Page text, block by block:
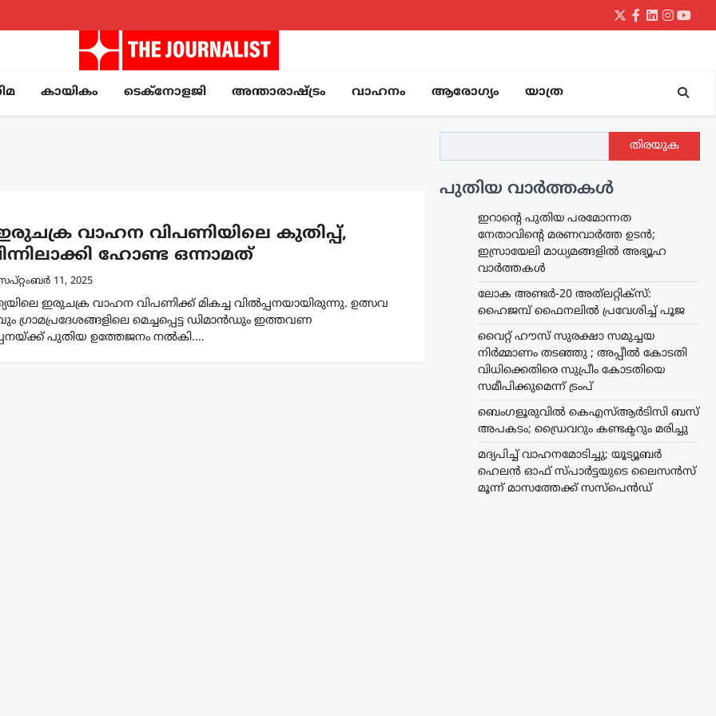
Twitter
Facebook
LinkedIn
കായികം ടെക്നോളജി അന്താരാഷ്ട്രം വാഹനം ആരോഗ്യം യാത്ര
വാഹന വിപണിയിലെ കുതിപ്പ്,
ഹോണ്ട ഒന്നാമത്
11, 2025
ഇരുചക്ര വാഹന വിപണിക്ക് മികച്ച വിൽപ്പനയായിരുന്നു. ഉത്സവ
ഗ്രാമപ്രദേശങ്ങളിലെ മെച്ചപ്പെട്ട ഡിമാൻഡും ഇത്തവണ
പുതിയ ഉത്തേജനം നൽകി.…
തിരയുക
പുതിയ വാർത്തകൾ
ഇറാന്റെ പുതിയ പരമോന്നത
നേതാവിന്റെ മരണവാർത്ത ഉടൻ;
ഇസ്രായേലി മാധ്യമങ്ങളിൽ അഭ്യൂഹ
വാർത്തകൾ
ലോക അണ്ടർ-20 അത്‌ലറ്റിക്സ്:
ഹൈജമ്പ് ഫൈനലിൽ പ്രവേശിച്ച് പൂജ
വൈറ്റ് ഹൗസ് സുരക്ഷാ സമുച്ചയ
നിർമ്മാണം തടഞ്ഞു ; അപ്പീൽ കോടതി
വിധിക്കെതിരെ സുപ്രീം കോടതിയെ
സമീപിക്കുമെന്ന് ട്രംപ്
ബെംഗളൂരുവിൽ കെഎസ്ആർടിസി ബസ്
അപകടം; ഡ്രൈവറും കണ്ടക്ടറും മരിച്ചു
മദ്യപിച്ച് വാഹനമോടിച്ചു; യൂട്യൂബർ
ഹെലൻ ഓഫ് സ്പാർട്ടയുടെ ലൈസൻസ്
മൂന്ന് മാസത്തേക്ക് സസ്‌പെൻഡ്